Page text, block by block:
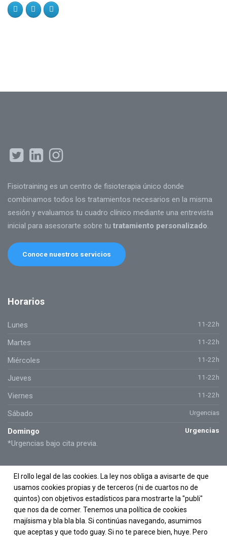
Fisiotraining es un centro de fisioterapia único donde
combinamos todos los tratamientos necesarios en la misma
sesión y evaluamos tu cuadro clínico mediante una entrevista
inicial para asesorarte sobre tu tratamiento personalizado.
Conoce nuestros servicios
Horarios
Lunes 11-22h
Martes 11-22h
Miércoles 11-22h
Jueves 11-22h
Viernes 11-22h
Sábado Urgencias
Domingo Urgencias
*Urgencias bajo cita previa.
El rollo legal de las cookies. La ley nos obliga a avisarte de que
usamos cookies propias y de terceros (ni de cuartos no de
quintos) con objetivos estadísticos para mostrarte la "publi"
que nos da de comer. Tenemos una política de cookies
majísisma y bla bla bla. Si continúas navegando, asumimos
que aceptas y que todo guay. Si no te parece bien, huye. Pero